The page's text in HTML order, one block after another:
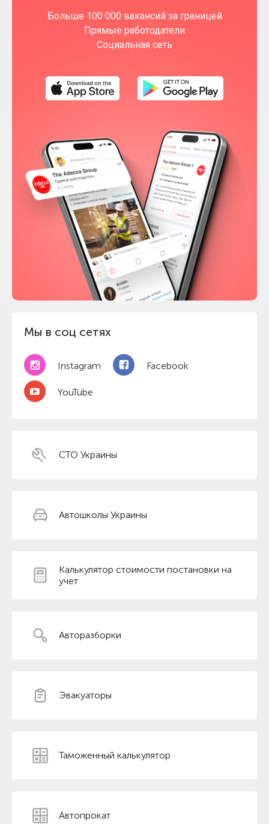
Мы в соц сетях
Instagram Facebook
YouTube
Больше 100 000 вакансий за границей
Прямые работодатели
Социальная сеть
СТО Украины
Автошколы Украины
Калькулятор стоимости постановки на
учет
Авторазборки
Эвакуаторы
Таможенный калькулятор
Автопрокат